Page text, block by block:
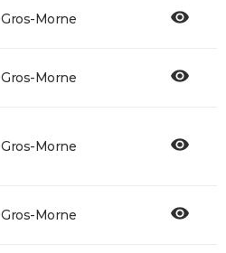
Gros-Morne
Gros-Morne
Gros-Morne
Gros-Morne